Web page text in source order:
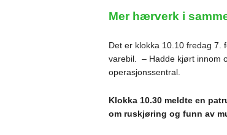
Mer hærverk i
Det er klokka 10.10 fredag 7.
varebil. – Hadde kjørt innom
operasjonssentral.
Klokka 10.30 meldte en
om ruskjøring og funn av